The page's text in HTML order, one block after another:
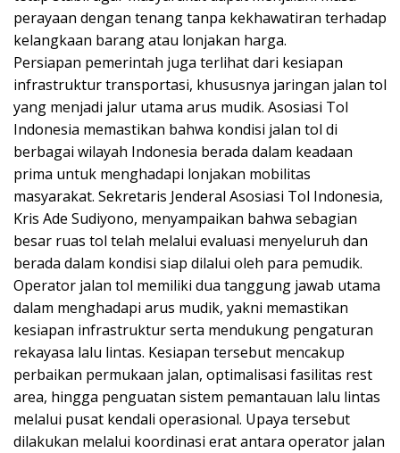
perayaan dengan tenang tanpa kekhawatiran terhadap
kelangkaan barang atau lonjakan harga.
Persiapan pemerintah juga terlihat dari kesiapan
infrastruktur transportasi, khususnya jaringan jalan tol
yang menjadi jalur utama arus mudik. Asosiasi Tol
Indonesia memastikan bahwa kondisi jalan tol di
berbagai wilayah Indonesia berada dalam keadaan
prima untuk menghadapi lonjakan mobilitas
masyarakat. Sekretaris Jenderal Asosiasi Tol Indonesia,
Kris Ade Sudiyono, menyampaikan bahwa sebagian
besar ruas tol telah melalui evaluasi menyeluruh dan
berada dalam kondisi siap dilalui oleh para pemudik.
Operator jalan tol memiliki dua tanggung jawab utama
dalam menghadapi arus mudik, yakni memastikan
kesiapan infrastruktur serta mendukung pengaturan
rekayasa lalu lintas. Kesiapan tersebut mencakup
perbaikan permukaan jalan, optimalisasi fasilitas rest
area, hingga penguatan sistem pemantauan lalu lintas
melalui pusat kendali operasional. Upaya tersebut
dilakukan melalui koordinasi erat antara operator jalan